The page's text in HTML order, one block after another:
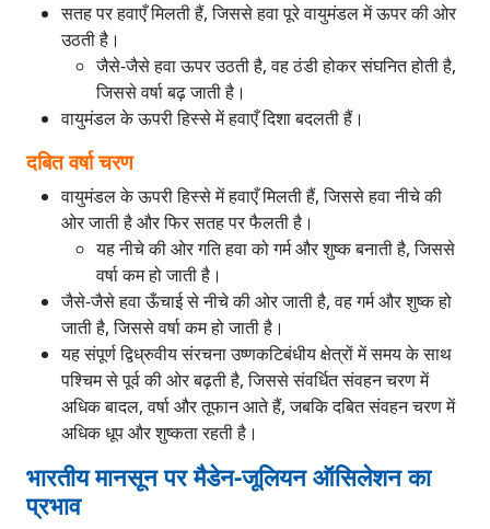
सतह पर हवाएँ मिलती हैं, जिससे हवा पूरे वायुमंडल में ऊपर की ओर
उठती है।
जैसे-जैसे हवा ऊपर उठती है, वह ठंडी होकर संघनित होती है,
जिससे वर्षा बढ़ जाती है।
वायुमंडल के ऊपरी हिस्से में हवाएँ दिशा बदलती हैं।
दबित वर्षा चरण
वायुमंडल के ऊपरी हिस्से में हवाएँ मिलती हैं, जिससे हवा नीचे की
ओर जाती है और फिर सतह पर फैलती है।
यह नीचे की ओर गति हवा को गर्म और शुष्क बनाती है, जिससे
वर्षा कम हो जाती है।
जैसे-जैसे हवा ऊँचाई से नीचे की ओर जाती है, वह गर्म और शुष्क हो
जाती है, जिससे वर्षा कम हो जाती है।
यह संपूर्ण द्विध्रुवीय संरचना उष्णकटिबंधीय क्षेत्रों में समय के साथ
पश्चिम से पूर्व की ओर बढ़ती है, जिससे संवर्धित संवहन चरण में
अधिक बादल, वर्षा और तूफान आते हैं, जबकि दबित संवहन चरण में
अधिक धूप और शुष्कता रहती है।
भारतीय मानसून पर मैडेन-जूलियन ऑसिलेशन का
प्रभाव